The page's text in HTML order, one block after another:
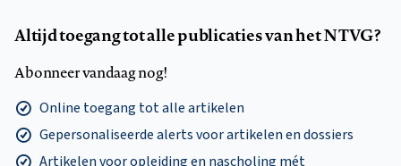
Altijd toegang tot alle publicaties van het NTVG?
Abonneer vandaag nog!
Online toegang tot alle artikelen
Gepersonaliseerde alerts voor artikelen en dossiers
Artikelen voor opleiding en nascholing mét